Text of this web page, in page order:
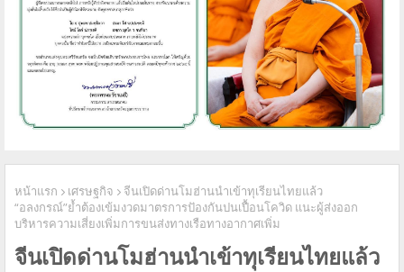
หน้าแรก เศรษฐกิจ
จีนเปิดด่านโมฮ่านนำเข้าทุเรียนไทยแล้ว
“อลงกรณ์”ย้ำต้องเข้มงวดมาตรการปัองกันปนเปื้อนโควิด แนะผู้ส่งออก
บริหารความเสี่ยงเพิ่มการขนส่งทางเรือทางอากาศเพิ่ม
จีนเปิดด่านโมฮ่านนำเข้าทุเรียนไทยแล้ว